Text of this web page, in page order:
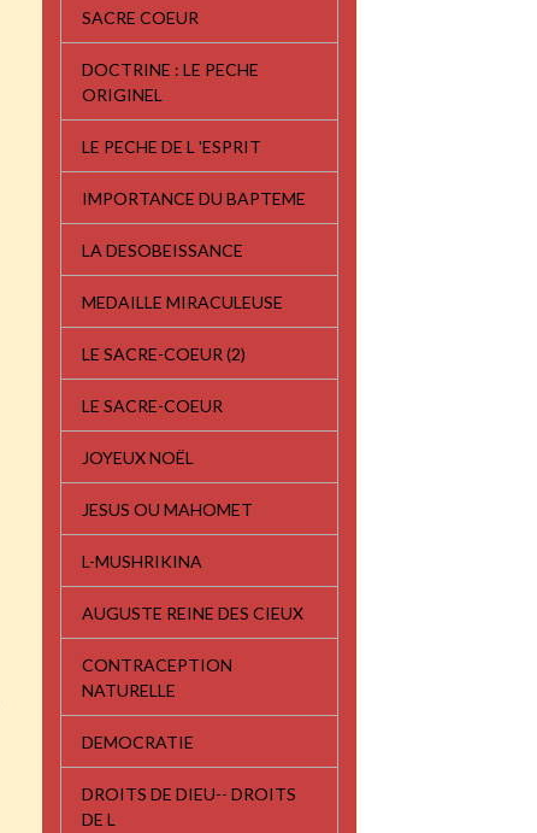
SACRE COEUR
DOCTRINE : LE PECHE
ORIGINEL
LE PECHE DE L 'ESPRIT
IMPORTANCE DU BAPTEME
LA DESOBEISSANCE
MEDAILLE MIRACULEUSE
LE SACRE-COEUR (2)
LE SACRE-COEUR
JOYEUX NOËL
JESUS OU MAHOMET
L-MUSHRIKINA
AUGUSTE REINE DES CIEUX
CONTRACEPTION
NATURELLE
DEMOCRATIE
DROITS DE DIEU-- DROITS
DE L